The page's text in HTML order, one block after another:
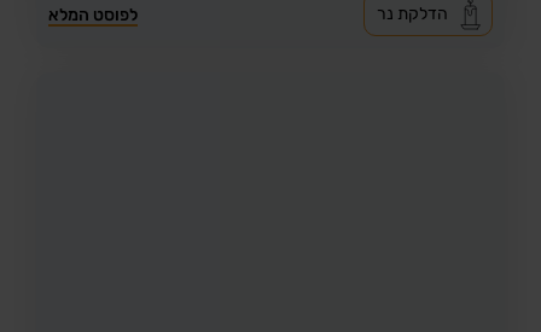
לפוסט המלא הדלקת נר